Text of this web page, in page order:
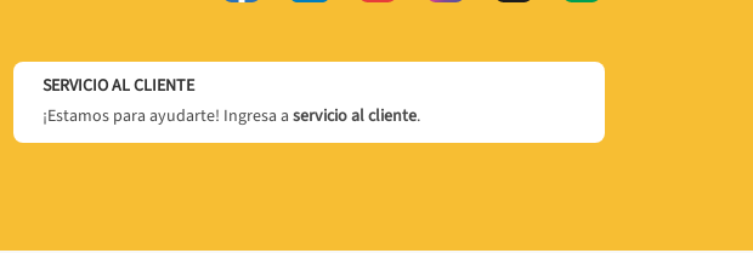
SERVICIO AL CLIENTE
¡Estamos para ayudarte! Ingresa a servicio al cliente.